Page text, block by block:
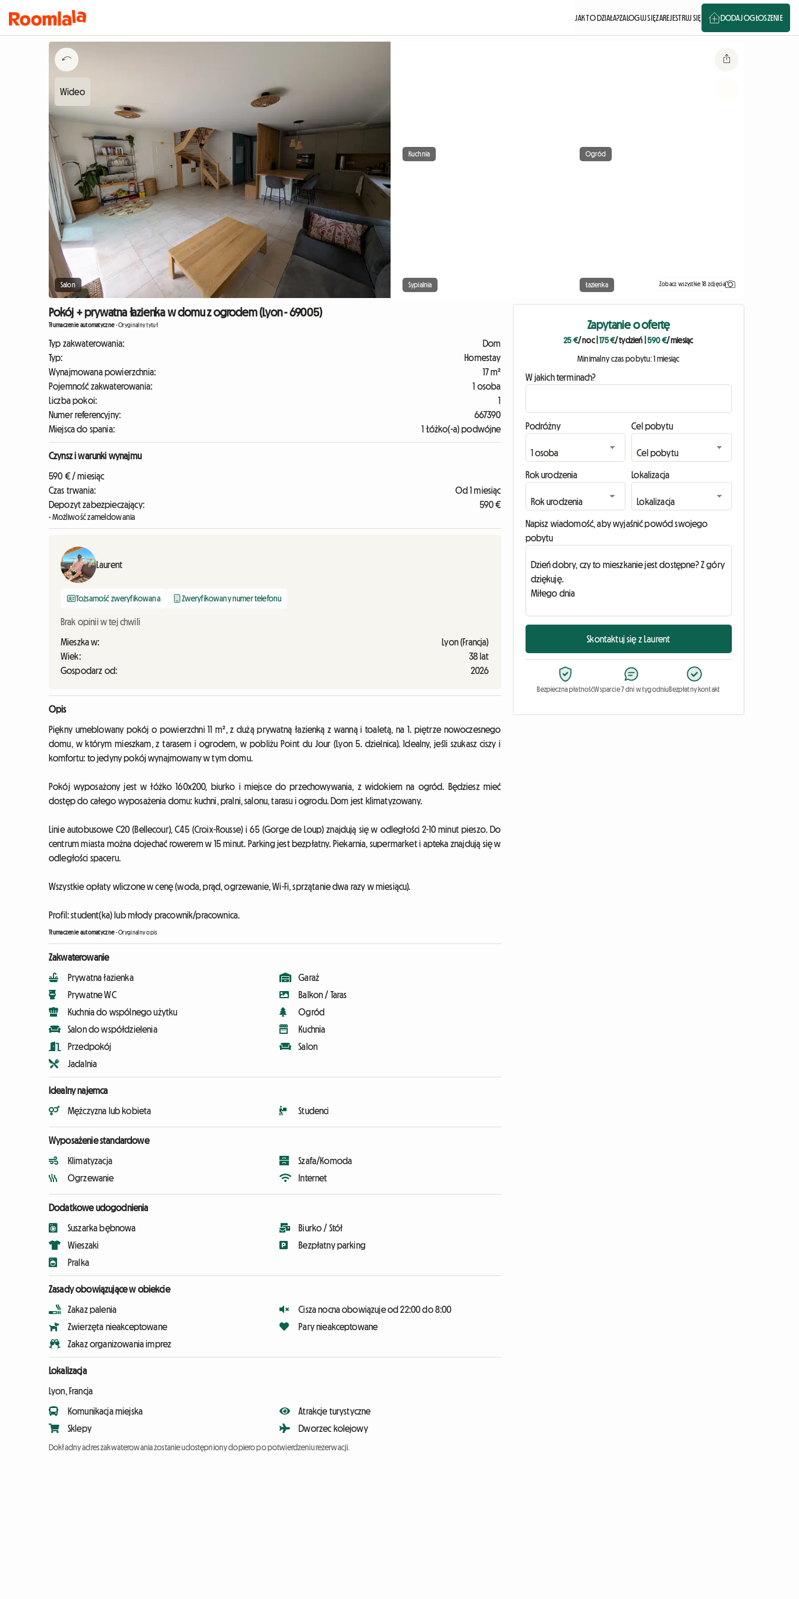
JAK TO DZIAŁA?ZALOGUJ SIĘZAREJESTRUJ SIĘ DODAJ OGŁOSZENIE
Salon
Kuchnia Ogród
Sypialnia Łazienka Zobacz wszystkie 18 zdjęcia
Pokój + prywatna łazienka w domu z ogrodem (Lyon - 69005)
Tłumaczenie automatyczne-Oryginalny tytuł
Typ zakwaterowania:
Dom
Typ:
Homestay
Wynajmowana powierzchnia:
17 m²
Pojemność zakwaterowania:
1 osoba
Liczba pokoi:
1
Numer referencyjny:
667390
Miejsca do spania:
1 Łóżko(-a) podwójne
Czynsz i warunki wynajmu
590 € / miesiąc
Czas trwania:
Od 1 miesiąc
Depozyt zabezpieczający:
590 €
- Możliwość zameldowania
Laurent
Tożsamość zweryfikowana Zweryfikowany numer telefonu
Brak opinii w tej chwili
Mieszka w:
Lyon (Francja)
Wiek:
38 lat
Gospodarz od:
2026
Opis
Piękny umeblowany pokój o powierzchni 11 m², z dużą prywatną łazienką z wanną i toaletą, na 1. piętrze nowoczesnego
domu, w którym mieszkam, z tarasem i ogrodem, w pobliżu Point du Jour (Lyon 5. dzielnica). Idealny, jeśli szukasz ciszy i
komfortu: to jedyny pokój wynajmowany w tym domu.
Pokój wyposażony jest w łóżko 160x200, biurko i miejsce do przechowywania, z widokiem na ogród. Będziesz mieć
dostęp do całego wyposażenia domu: kuchni, pralni, salonu, tarasu i ogrodu. Dom jest klimatyzowany.
Linie autobusowe C20 (Bellecour), C45 (Croix-Rousse) i 65 (Gorge de Loup) znajdują się w odległości 2-10 minut pieszo. Do
centrum miasta można dojechać rowerem w 15 minut. Parking jest bezpłatny. Piekarnia, supermarket i apteka znajdują się w
odległości spaceru.
Wszystkie opłaty wliczone w cenę (woda, prąd, ogrzewanie, Wi-Fi, sprzątanie dwa razy w miesiącu).
Profil: student(ka) lub młody pracownik/pracownica.
Tłumaczenie automatyczne-Oryginalny opis
Zakwaterowanie
Prywatna łazienka
Prywatne WC
Kuchnia do wspólnego użytku
Salon do współdzielenia
Przedpokój
Jadalnia
Garaż
Balkon / Taras
Ogród
Kuchnia
Salon
Idealny najemca
Mężczyzna lub kobieta Studenci
Wyposażenie standardowe
Klimatyzacja
Ogrzewanie
Szafa/Komoda
Internet
Dodatkowe udogodnienia
Suszarka bębnowa
Wieszaki
Pralka
Biurko / Stół
Bezpłatny parking
Zasady obowiązujące w obiekcie
Zakaz palenia
Zwierzęta nieakceptowane
Zakaz organizowania imprez
Cisza nocna obowiązuje od 22:00 do 8:00
Pary nieakceptowane
Lokalizacja
Lyon, Francja
Komunikacja miejska
Sklepy
Atrakcje turystyczne
Dworzec kolejowy
Dokładny adres zakwaterowania zostanie udostępniony dopiero po potwierdzeniu rezerwacji.
Zapytanie o ofertę
25 €/ noc|175 €/ tydzień 590 €/ miesiąc
Minimalny czas pobytu: 1 miesiąc
W jakich terminach?
Podróżny Cel pobytu
Rok urodzenia Lokalizacja
Napisz wiadomość, aby wyjaśnić powód swojego
pobytu
Skontaktuj się z Laurent
Bezpieczna płatnośćWsparcie 7 dni w tygodniuBezpłatny kontakt